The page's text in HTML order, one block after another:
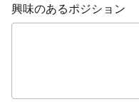
興味のあるポジション